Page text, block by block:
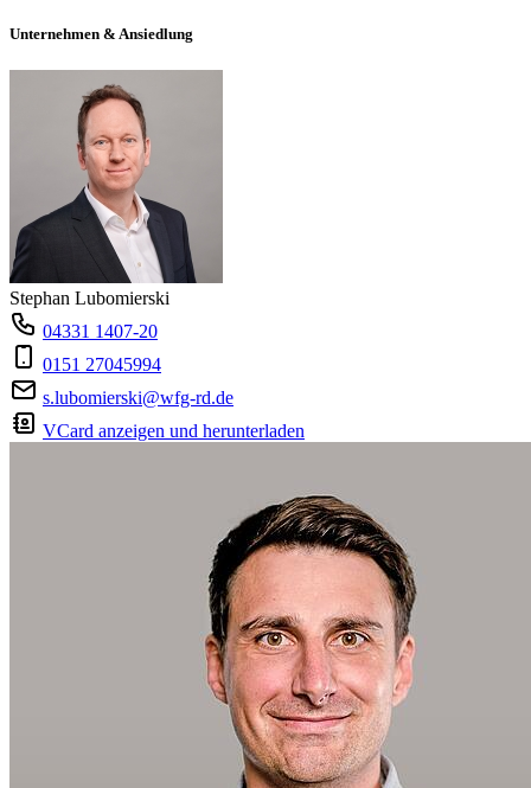
Unternehmen & Ansiedlung
Stephan Lubomierski
04331 1407-20
0151 27045994
s.lubomierski@wfg-rd.de
VCard anzeigen und herunterladen